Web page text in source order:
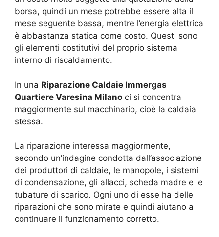
borsa, quindi un mese potrebbe essere alta il
mese seguente bassa, mentre l’energia elettrica
è abbastanza statica come costo. Questi sono
gli elementi costitutivi del proprio sistema
interno di riscaldamento.
In una Riparazione Caldaie Immergas
Quartiere Varesina Milano ci si concentra
maggiormente sul macchinario, cioè la caldaia
stessa.
La riparazione interessa maggiormente,
secondo un’indagine condotta dall’associazione
dei produttori di caldaie, le manopole, i sistemi
di condensazione, gli allacci, scheda madre e le
tubature di scarico. Ogni uno di esse ha delle
riparazioni che sono mirate e quindi aiutano a
continuare il funzionamento corretto.